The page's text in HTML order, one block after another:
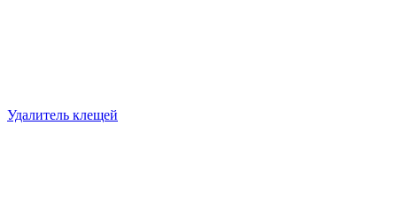
Удалитель клещей